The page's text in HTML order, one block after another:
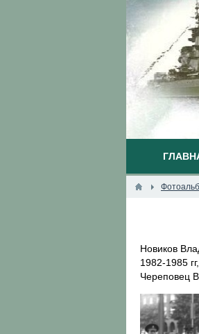
Новиков
1982-1985
Череповец